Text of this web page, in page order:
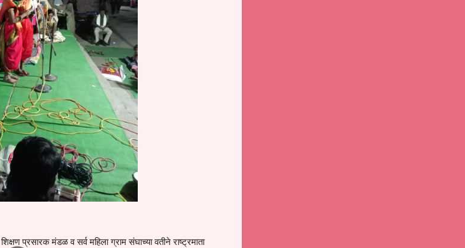
प्रसारक मंडळ व सर्व महिला ग्राम संघाच्या वतीने राष्ट्रमाता